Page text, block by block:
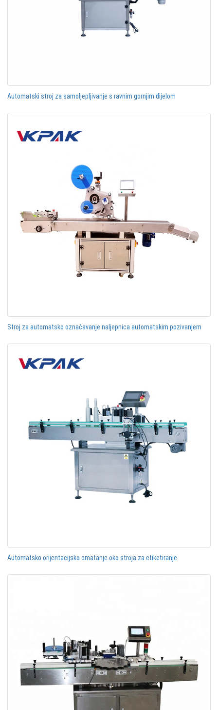
Automatski stroj za samoljepljivanje s ravnim gornjim dijelom
Stroj za automatsko označavanje naljepnica automatskim pozivanjem
Automatsko orijentacijsko omatanje oko stroja za etiketiranje